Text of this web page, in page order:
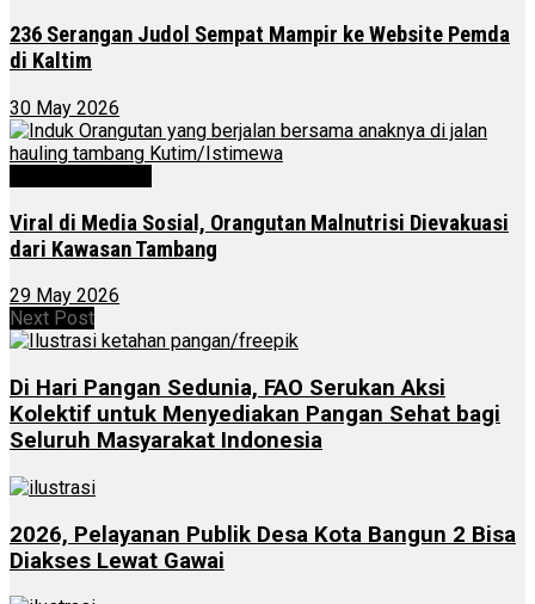
236 Serangan Judol Sempat Mampir ke Website Pemda
di Kaltim
30 May 2026
Viral di Media Sosial, Orangutan Malnutrisi Dievakuasi
dari Kawasan Tambang
29 May 2026
Next Post
Di Hari Pangan Sedunia, FAO Serukan Aksi
Kolektif untuk Menyediakan Pangan Sehat bagi
Seluruh Masyarakat Indonesia
2026, Pelayanan Publik Desa Kota Bangun 2 Bisa
Diakses Lewat Gawai